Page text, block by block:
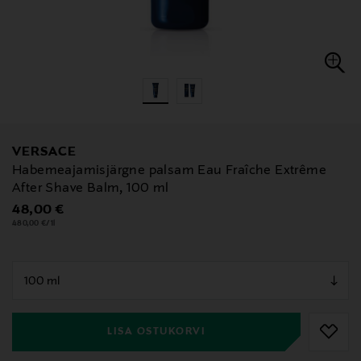
VERSACE
Habemeajamisjärgne palsam Eau Fraîche Extrême
After Shave Balm, 100 ml
Original Price
48,00 €
480,00 €/1l
LISA OSTUKORVI